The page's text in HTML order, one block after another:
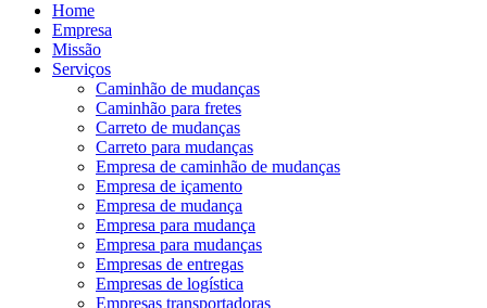
Home
Empresa
Missão
Serviços
Caminhão de mudanças
Caminhão para fretes
Carreto de mudanças
Carreto para mudanças
Empresa de caminhão de mudanças
Empresa de içamento
Empresa de mudança
Empresa para mudança
Empresa para mudanças
Empresas de entregas
Empresas de logística
Empresas transportadoras